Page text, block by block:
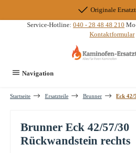
Originale
Service-Hotline: 040 - 28 48 48 210
Kontaktformular
Navigation
Startseite Ersatzteile Brunner Eck 42/
Brunner Eck 42/57/30
Rückwandstein rechts